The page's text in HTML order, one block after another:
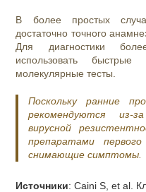
В более простых
достаточно точного
Для диагностики
использовать
молекулярные тесты.
Поскольку ранние
рекомендуются из-
вирусной
препаратами
снимающие симптомы.
Источники: Caini S, et al.